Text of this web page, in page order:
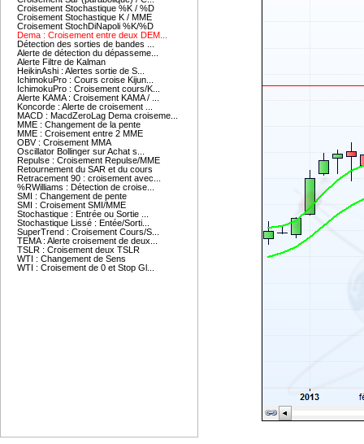
Croisement Stochastique %K / %D
Croisement Stochastique K / MME
Croisement StochDiNapoli %K/%D
Dema : Croisement entre deux DEM...
Détection des sorties de bandes ...
Alerte de détection du dépasseme...
Alerte Filtre de Kalman
HeikinAshi : Alertes sortie de S...
IchimokuPro : Cours croise Kijun...
IchimokuPro : Croisement cours/K...
Alerte KAMA : Croisement KAMA / ...
Koncorde : Alerte de croisement ...
MACD : MacdZeroLag Dema croiseme...
MME : Changement de la pente
MME : Croisement entre 2 MME
OBV : Croisement MMA
Oscillator Bollinger sur Achat s...
Repulse : Croisement Repulse/MME
Retournement du SAR et du cours
Retracement 90 : croisement avec...
%RWilliams : Détection de croise...
SMI : Changement de pente
SMI : Croisement SMI/MME
Stochastique : Entrée ou Sortie ...
Stochastique Lissé : Entée/Sorti...
SuperTrend : Croisement Cours/S...
TEMA : Alerte croisement de deux...
TSLR : Croisement deux TSLR
WTI : Changement de Sens
WTI : Croisement de 0 et Stop Gl...